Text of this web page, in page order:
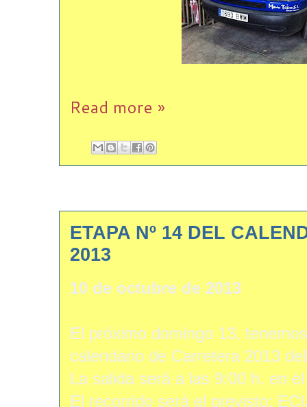
Read more »
ETAPA Nº 14 DEL
2013
10 de octubre de 2013
El próximo domingo 13,
calendario de Carretera 2013
La salida será a las 9:00 h. en
El recorrido será el previsto: